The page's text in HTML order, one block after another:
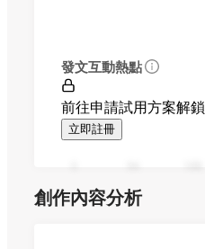
發文互動熱點
前往申請試用方案解鎖
立即註冊
創作內容分析